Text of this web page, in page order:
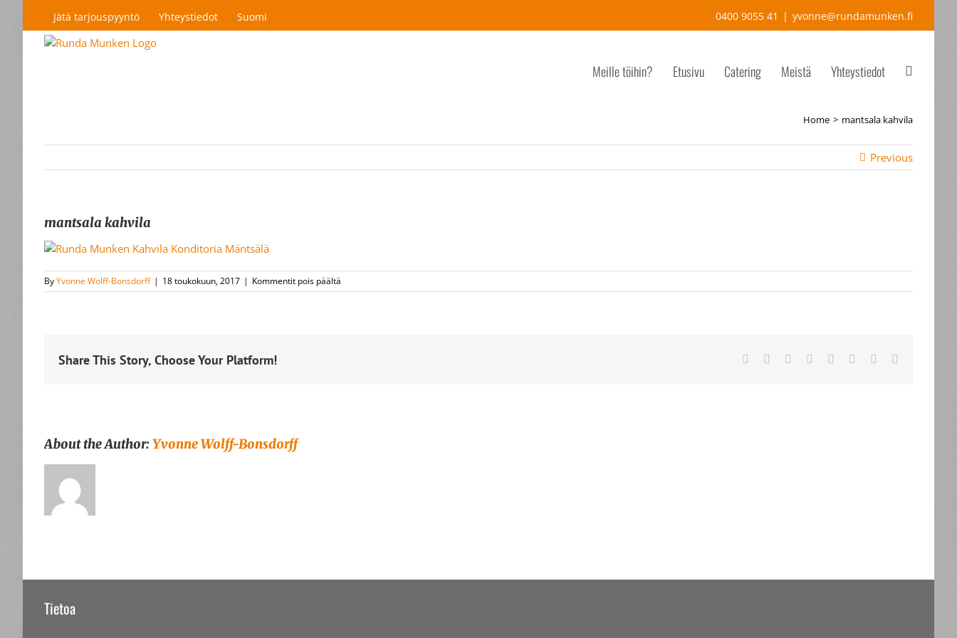
Jätä tarjouspyyntö Yhteystiedot Suomi 0400 9055 41 | yvonne@rundamunken.fi
Meille töihin? Etusivu Catering Meistä Yhteystiedot
Home mantsala kahvila
Previous
mantsala kahvila
ByYvonne Wolff-Bonsdorff | 18 toukokuun, 2017 | Kommentit pois päältä
mantsala
Share This Story, Choose Your Platform! Facebook Reddit LinkedIn
TumblrPinterest
About the Author:Yvonne Wolff-Bonsdorff
Tietoa